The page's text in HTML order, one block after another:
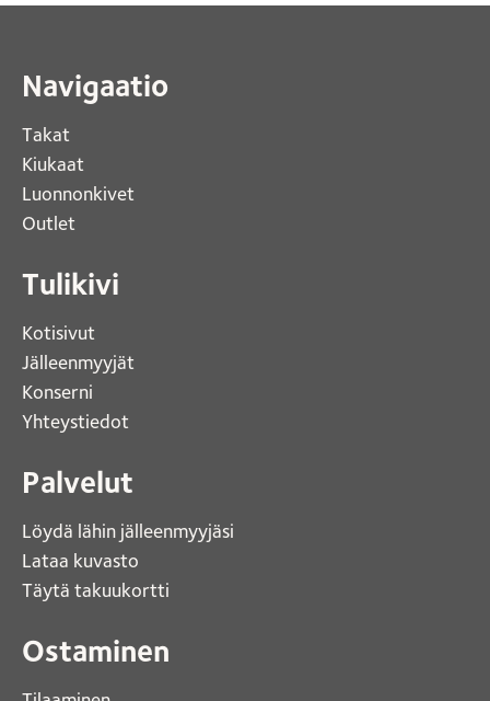
Navigaatio
Takat
Kiukaat
Luonnonkivet
Outlet
Tulikivi
Kotisivut
Jälleenmyyjät
Konserni
Yhteystiedot
Palvelut
Löydä lähin jälleenmyyjäsi
Lataa kuvasto
Täytä takuukortti
Ostaminen